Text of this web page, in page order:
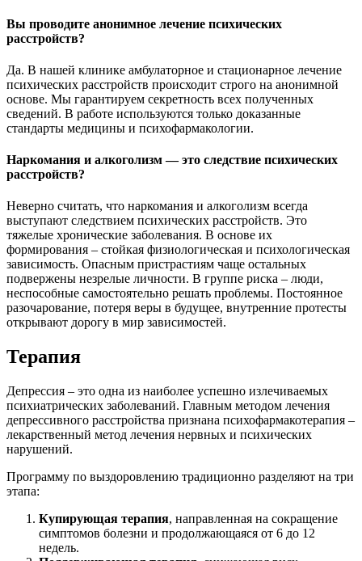
Вы проводите анонимное лечение психических
расстройств?
Да. В нашей клинике амбулаторное и стационарное лечение
психических расстройств происходит строго на анонимной
основе. Мы гарантируем секретность всех полученных
сведений. В работе используются только доказанные
стандарты медицины и психофармакологии.
Наркомания и алкоголизм — это следствие психических
расстройств?
Неверно считать, что наркомания и алкоголизм всегда
выступают следствием психических расстройств. Это
тяжелые хронические заболевания. В основе их
формирования – стойкая физиологическая и психологическая
зависимость. Опасным пристрастиям чаще остальных
подвержены незрелые личности. В группе риска – люди,
неспособные самостоятельно решать проблемы. Постоянное
разочарование, потеря веры в будущее, внутренние протесты
открывают дорогу в мир зависимостей.
Терапия
Депрессия – это одна из наиболее успешно излечиваемых
психиатрических заболеваний. Главным методом лечения
депрессивного расстройства признана психофармакотерапия –
лекарственный метод лечения нервных и психических
нарушений.
Программу по выздоровлению традиционно разделяют на три
этапа:
Купирующая терапия, направленная на сокращение
симптомов болезни и продолжающаяся от 6 до 12
недель.